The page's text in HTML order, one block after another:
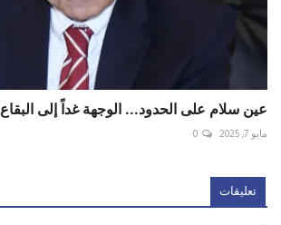
عين سلام على الحدود... الوجهة غداً إلى البقاع
مايو 7, 2025 0
تعليقات